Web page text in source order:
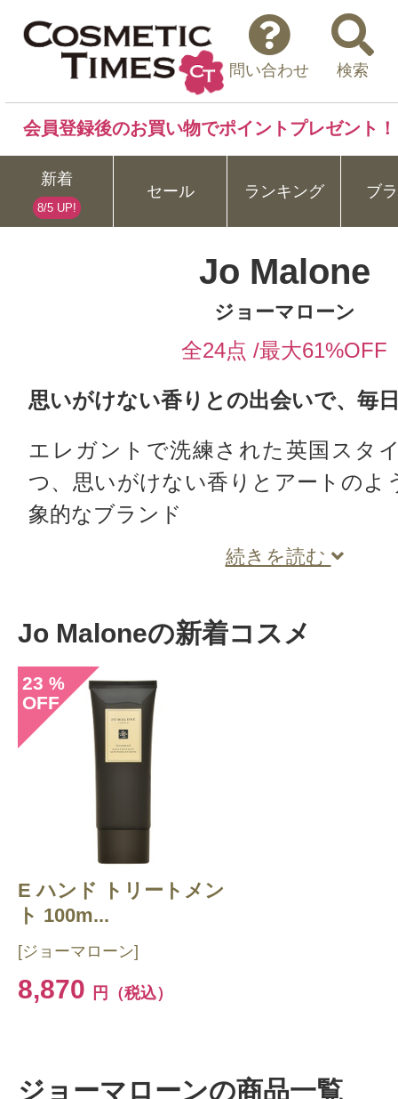
問い合わせ 検索
会員登録後のお買い物でポイントプレゼント！
新着
8/5 UP!
セール ランキング ブ
Jo Malone
ジョーマローン
全24点 /最大61%OFF
思いがけない香りとの出会いで、毎
エレガントで洗練された英国スタ
つ、思いがけない香りとアートのよ
象的なブランド
続きを読む
Jo Maloneの新着コスメ
23 %
OFF
E ハンド トリートメン
ト 100m...
[ジョーマローン]
8,870 円（税込）
ジョーマローンの商品一覧